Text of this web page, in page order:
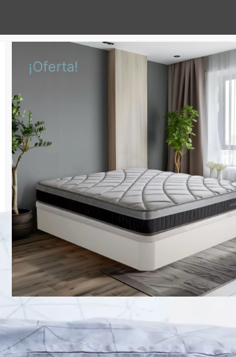
¡Oferta!
Colchón Delizia
Desde 439,00€
Seleccionar
opciones